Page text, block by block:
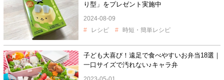
り型」をプレゼント実施中
2024-08-09
レシピ
時短・簡単レシピ
子ども大喜び！遠足で食べやすいお弁当18選｜
一口サイズで汚れない♪キャラ弁